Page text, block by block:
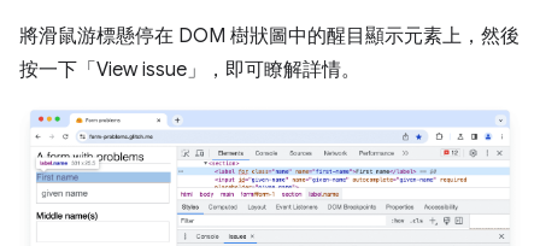
將滑鼠游標懸停在 DOM 樹狀圖中的醒目顯示元素上，然後
按一下「View issue」
，即可瞭解詳情。